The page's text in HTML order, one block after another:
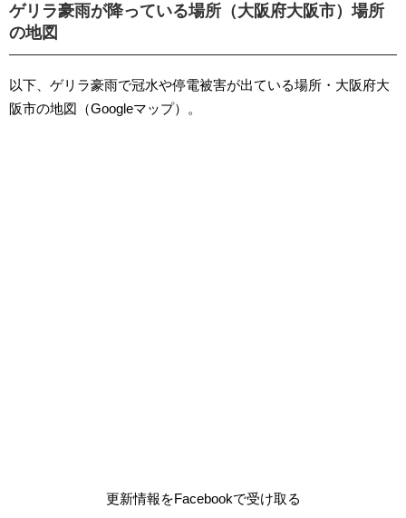
ゲリラ豪雨が降っている場所（大阪府大阪市）場所
の地図
以下、ゲリラ豪雨で冠水や停電被害が出ている場所・大阪府大
阪市の地図（Googleマップ）。
更新情報をFacebookで受け取る